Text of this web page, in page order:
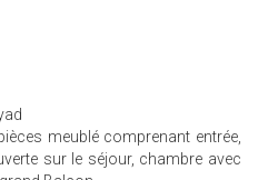
meublé comprenant entrée,
sur le séjour, chambre avec